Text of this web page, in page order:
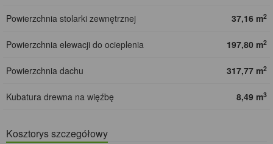
Powierzchnia stolarki zewnętrznej 37,16 m2
Powierzchnia elewacji do ocieplenia 197,80 m2
Powierzchnia dachu 317,77 m2
Kubatura drewna na więźbę 8,49 m3
Kosztorys szczegółowy